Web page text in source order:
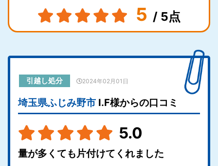
5 / 5点
引越し処分 2024年02月01日
埼玉県ふじみ野市 I.F様からの口コミ
5.0
量が多くても片付けてくれました